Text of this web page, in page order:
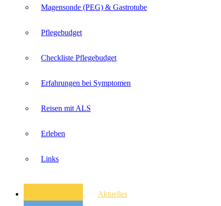
Magensonde (PEG) & Gastrotube
Pflegebudget
Checkliste Pflegebudget
Erfahrungen bei Symptomen
Reisen mit ALS
Erleben
Links
Aktuelles